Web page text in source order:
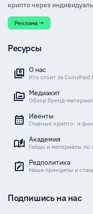
крипто через
Реклама →
Ресурсы
О нас
Кто стоит за
Медиакит
Обзор бренд-
Ивенты
Главные крипто- и
Академия
Гайды и материалы
Редполитика
Наши принципы и
Подпишись на нас